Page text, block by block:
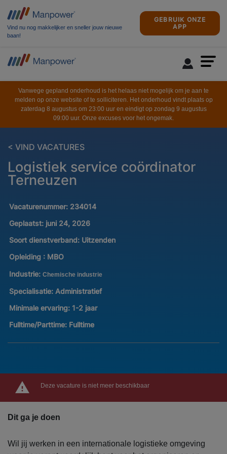
Vind nu nog makkelijker en sneller jouw nieuwe
baan!
GEBRUIK ONZE
APP
Vanwege gepland onderhoud is het helaas niet mogelijk om je aan te
melden op onze website of te solliciteren. Het onderhoud vindt plaats op
zaterdag 8 augustus om 23:00 uur en eindigt op zondag 9 augustus
09:00 uur. Onze excuses voor het ongemak.
< VIND VACATURES
Logistiek service coördinator
Terneuzen
Vacaturenummer: 234014
Geplaatst: juni 24, 2026
Soort dienstverband: Uitzenden
Opleiding : MBO
Industrie: Chemische industrie
Specialisatie: Administratief
Minimale ervaring: 1-2 jaar
Fulltime/Parttime: Fulltime
Deze vacature is niet meer beschikbaar
Dit ga je doen
Wil jij werken in een internationale logistieke omgeving